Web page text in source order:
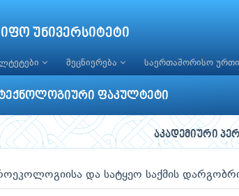
უნივერსიტეტი
მეცნიერება საერთაშორისო
ფაკულტეტი
აკადემიური
და სატყეო საქმის